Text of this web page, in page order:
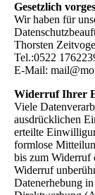
Gesetzlich
Wir haben für
Thorsten
Tel.:0522
E-Mail:
Widerruf Ihrer
Viele
ausdrücklichen
erteilte
formlose
bis zum Widerruf
Widerruf
Datenerhebung